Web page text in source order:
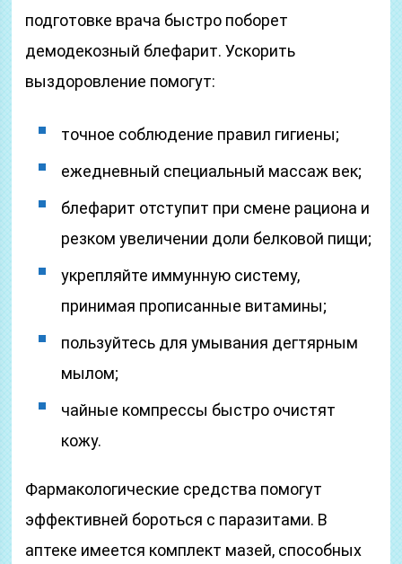
подготовке врача быстро поборет
демодекозный блефарит. Ускорить
выздоровление помогут:
точное соблюдение правил гигиены;
ежедневный специальный массаж век;
блефарит отступит при смене рациона и
резком увеличении доли белковой пищи;
укрепляйте иммунную систему,
принимая прописанные витамины;
пользуйтесь для умывания дегтярным
мылом;
чайные компрессы быстро очистят
кожу.
Фармакологические средства помогут
эффективней бороться с паразитами. В
аптеке имеется комплект мазей, способных